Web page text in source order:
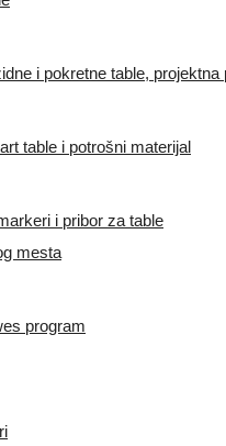
i pokretne table, projektna
table i potrošni materijal
i pribor za table
mesta
program